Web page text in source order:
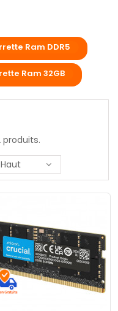
Ram DDR5
Ram 32GB
produits.
Haut